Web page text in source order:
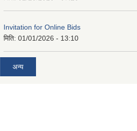
Invitation for Online Bids
मिति: 01/01/2026 - 13:10
अन्य